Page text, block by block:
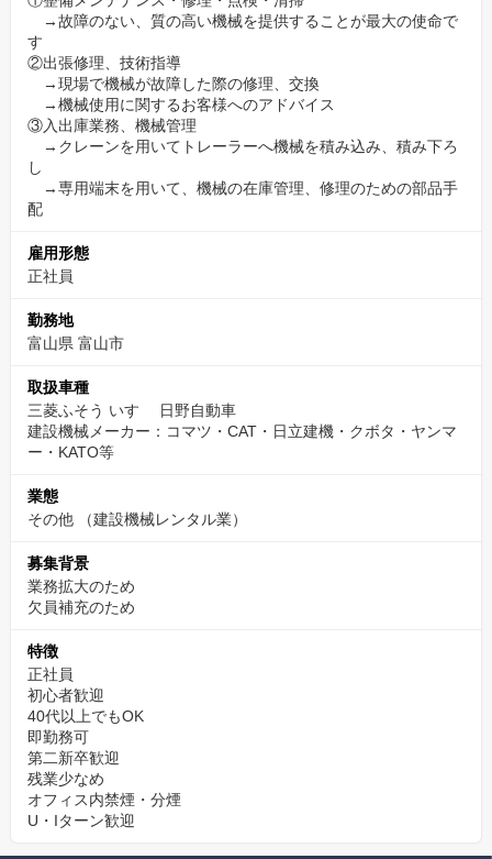
で、入社してすぐ、風邪などの病気で突発的に休まなければなら
ない場合でも有給休暇が取得できます。入社後すぐに有給休暇が
付与されるのは安心ですよね。
入社半年後には１０日の有給休暇付与となりますので、一緒に働
く仲間と調整しながら有給休暇取得日を計画し勤怠システムへ登
録、そして必要日数を必ず取得して頂きます。
ご不明点等ございましたら採用担当まで遠慮なくご質問下さい。
安心安定の当社で一緒に働きましょう！
→故障のない、質の高い機械を提供することが最大の使命で
す
②出張修理、技術指導
→現場で機械が故障した際の修理、交換
→機械使用に関するお客様へのアドバイス
③入出庫業務、機械管理
→クレーンを用いてトレーラーへ機械を積み込み、積み下ろ
し
→専用端末を用いて、機械の在庫管理、修理のための部品手
配
雇用形態
正社員
勤務地
富山県 富山市
取扱車種
三菱ふそう いすゞ 日野自動車
建設機械メーカー：コマツ・CAT・日立建機・クボタ・ヤンマ
ー・KATO等
業態
その他
（建設機械レンタル業）
募集背景
業務拡大のため
欠員補充のため
特徴
正社員
初心者歓迎
40代以上でもOK
即勤務可
第二新卒歓迎
残業少なめ
オフィス内禁煙・分煙
U・Iターン歓迎